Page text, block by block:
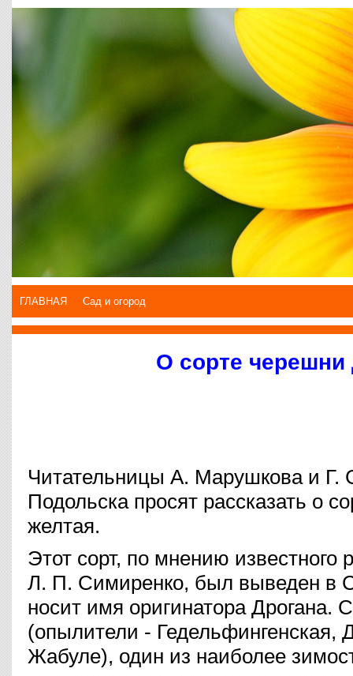
ГЛАВНАЯ Сад и огород
О сорте черешни
Читательницы А. Марушкова и Г.
Подольска просят рассказать о
желтая.
Этот сорт, по мнению известного
Л. П. Симиренко, был выведен в
носит имя оригинатора Дрогана.
(опылители - Гедельфингенская,
Жабуле), один из наиболее